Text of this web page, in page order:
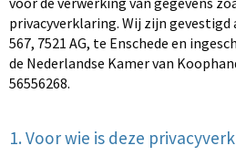
privacyverklaring. Wij zijn
567, 7521 AG, te Enschede en
de Nederlandse Kamer van
56556268.
1. Voor wie is deze